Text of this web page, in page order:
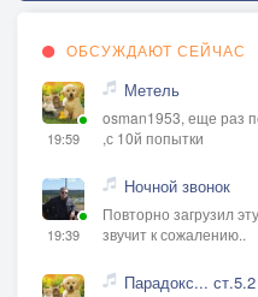
ОБСУЖДАЮТ СЕЙЧАС
19:59
Метель
osman1953, еще раз
,с 10й попытки
19:39
Ночной звонок
Повторно загрузил
звучит к сожалению..
Парадокс... ст.5.2